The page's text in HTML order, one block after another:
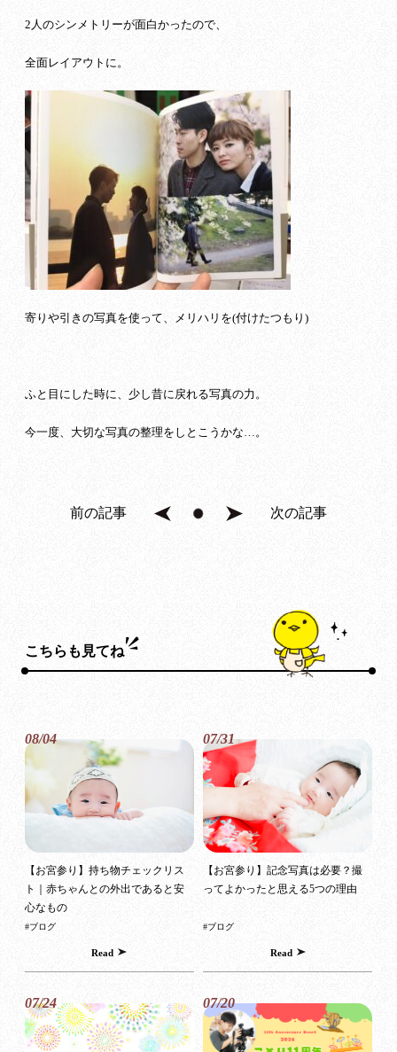
2人のシンメトリーが面白かったので、
全面レイアウトに。
寄りや引きの写真を使って、メリハリを(付けたつもり)
ふと目にした時に、少し昔に戻れる写真の力。
今一度、大切な写真の整理をしとこうかな…。
前の記事 次の記事
こちらも見てね
08/04
【お宮参り】持ち物チェックリス
ト｜赤ちゃんとの外出であると安
心なもの
#ブログ
Read
07/31
【お宮参り】記念写真は必要？撮
ってよかったと思える5つの理由
#ブログ
Read
07/24 07/20